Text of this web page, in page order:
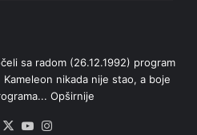
sa radom (26.12.1992) program
nikada nije stao, a boje
Opširnije
Facebook
X YouTube